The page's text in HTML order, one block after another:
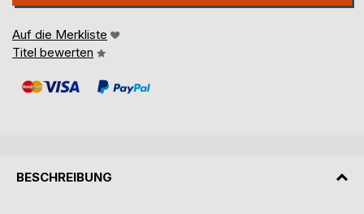
Auf die Merkliste
Titel bewerten
BESCHREIBUNG